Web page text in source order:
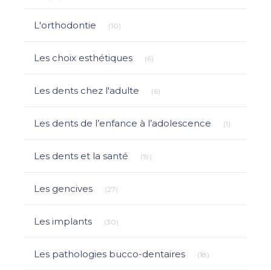
L'orthodontie (10)
Les choix esthétiques (6)
Les dents chez l'adulte (6)
Les dents de l’enfance à l’adolescence (1)
Les dents et la santé (19)
Les gencives (27)
Les implants (30)
Les pathologies bucco-dentaires (18)